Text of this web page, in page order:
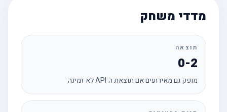
מדדי משחק
תוצאה
0-2
מופק גם מאירועים אם תוצאת ה־API לא זמינה